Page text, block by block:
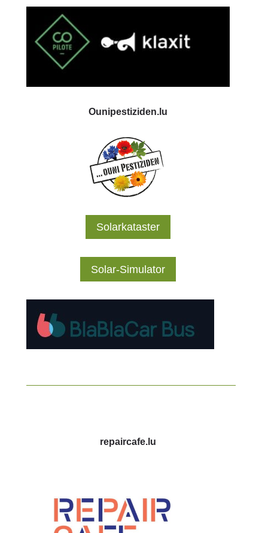
Ounipestiziden.lu
Solarkataster
Solar-Simulator
repaircafe.lu